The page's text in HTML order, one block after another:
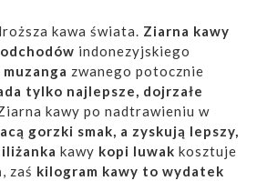
kawa świata. Ziarna kawy
indonezyjskiego
muzanga zwanego potocznie
tylko najlepsze, dojrzałe
kawy po nadtrawieniu w
gorzki smak, a zyskują lepszy,
kawy kopi luwak kosztuje
, zaś kilogram kawy to wydatek